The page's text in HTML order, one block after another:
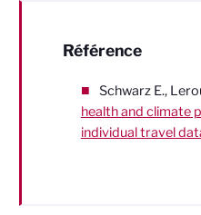
Référence
Schwarz E.,
health and climate
individual travel